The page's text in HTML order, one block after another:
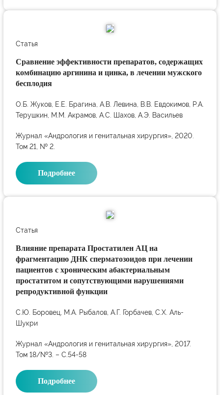
Статья
Сравнение эффективности препаратов, содержащих
комбинацию аргинина и цинка, в лечении мужского
бесплодия
О.Б. Жуков, Е.Е. Брагина, А.В. Левина, В.В. Евдокимов, Р.А.
Терушкин, М.М. Акрамов, А.С. Шахов, А.Э. Васильев
Журнал «Андрология и генитальная хирургия», 2020.
Том 21, № 2.
Подробнее
Статья
Влияние препарата Простатилен АЦ на
фрагментацию ДНК сперматозоидов при лечении
пациентов с хроническим абактериальным
простатитом и сопутствующими нарушениями
репродуктивной функции
С.Ю. Боровец, М.А. Рыбалов, А.Г. Горбачев, С.Х. Аль-
Шукри
Журнал «Андрология и генитальная хирургия», 2017.
Том 18/№3. – С.54-58
Подробнее